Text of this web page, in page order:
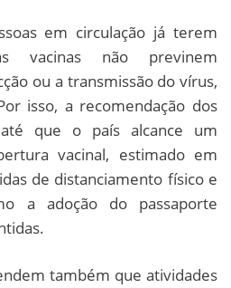
em circulação já terem
vacinas não previnem
ou a transmissão do vírus,
isso, a recomendação dos
que o país alcance um
vacinal, estimado em
de distanciamento físico e
a adoção do passaporte
também que atividades